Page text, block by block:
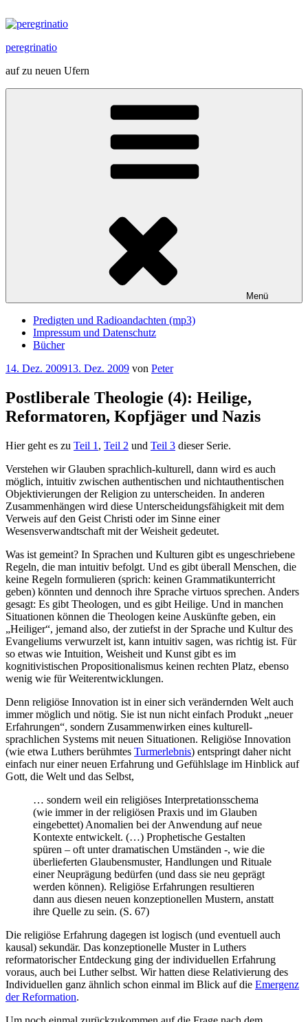
Inhalt
peregrinatio
auf zu neuen Ufern
Menü
Predigten und Radioandachten (mp3)
Impressum und Datenschutz
Bücher
Veröffentlicht
14. Dez. 200913. Dez. 2009 von Peter
Postliberale Theologie (4): Heilige,
Reformatoren, Kopfjäger und Nazis
Hier geht es zu Teil 1 , Teil 2 und Teil 3 dieser Serie.
Verstehen wir Glauben sprachlich-kulturell, dann wird es auch
möglich, intuitiv zwischen authentischen und nichtauthentischen
Objektivierungen der Religion zu unterscheiden. In anderen
Zusammenhängen wird diese Unterscheidungsfähigkeit mit dem
Verweis auf den Geist Christi oder im Sinne einer
Wesensverwandtschaft mit der Weisheit gedeutet.
Was ist gemeint? In Sprachen und Kulturen gibt es ungeschriebene
Regeln, die man intuitiv befolgt. Und es gibt überall Menschen, die
keine Regeln formulieren (sprich: keinen Grammatikunterricht
geben) könnten und dennoch ihre Sprache virtuos sprechen. Anders
gesagt: Es gibt Theologen, und es gibt Heilige. Und in manchen
Situationen können die Theologen keine Auskünfte geben, ein
„Heiliger“, jemand also, der zutiefst in der Sprache und Kultur des
Evangeliums verwurzelt ist, kann intuitiv sagen, was richtig ist. Für
so etwas wie Intuition, Weisheit und Kunst gibt es im
kognitivistischen Propositionalismus keinen rechten Platz, ebenso
wenig wie für Weiterentwicklungen.
Denn religiöse Innovation ist in einer sich verändernden Welt auch
immer möglich und nötig. Sie ist nun nicht einfach Produkt „neuer
Erfahrungen“, sondern Zusammenwirken eines kulturell-
sprachlichen Systems mit neuen Situationen. Religiöse Innovation
(wie etwa Luthers berühmtes Turmerlebnis) entspringt daher nicht
einfach nur einer neuen Erfahrung und Gefühlslage im Hinblick auf
Gott, die Welt und das Selbst,
… sondern weil ein religiöses Interpretationsschema
(wie immer in der religiösen Praxis und im Glauben
eingebettet) Anomalien bei der Anwendung auf neue
Kontexte entwickelt. (…) Prophetische Gestalten
spüren – oft unter dramatischen Umständen -, wie die
überlieferten Glaubensmuster, Handlungen und Rituale
einer Neuprägung bedürfen (und dass sie neu geprägt
werden können). Religiöse Erfahrungen resultieren
dann aus diesen neuen konzeptionellen Mustern, anstatt
ihre Quelle zu sein. (S. 67)
Die religiöse Erfahrung dagegen ist logisch (und eventuell auch
kausal) sekundär. Das konzeptionelle Muster in Luthers
reformatorischer Entdeckung ging der individuellen Erfahrung
voraus, auch bei Luther selbst. Wir hatten diese Relativierung des
Individuellen ganz ähnlich schon einmal im Blick auf die Emergenz
der Reformation.